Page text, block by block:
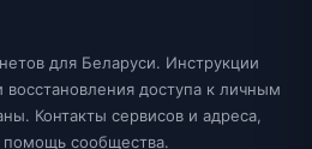
для Беларуси. Инструкции
восстановления доступа к личным
Контакты сервисов и адреса,
помощь сообщества.